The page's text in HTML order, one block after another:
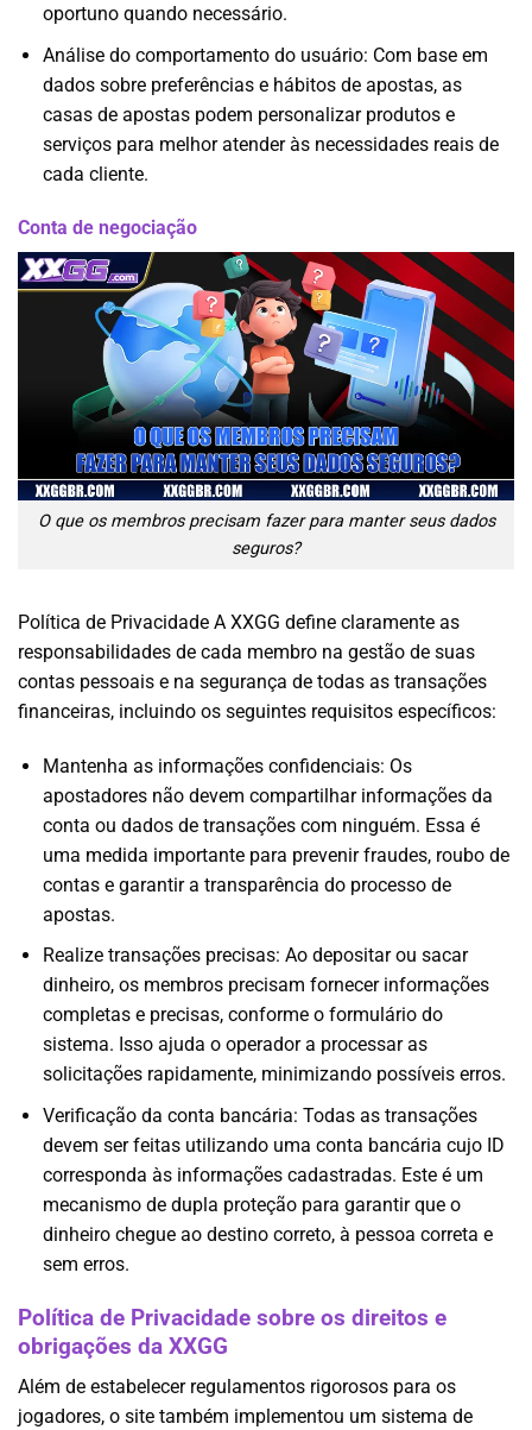
oportuno quando necessário.
Análise do comportamento do usuário: Com base em
dados sobre preferências e hábitos de apostas, as
casas de apostas podem personalizar produtos e
serviços para melhor atender às necessidades reais de
cada cliente.
Conta de negociação
O que os membros precisam fazer para manter seus dados
seguros?
Política de Privacidade A XXGG define claramente as
responsabilidades de cada membro na gestão de suas
contas pessoais e na segurança de todas as transações
financeiras, incluindo os seguintes requisitos específicos:
Mantenha as informações confidenciais: Os
apostadores não devem compartilhar informações da
conta ou dados de transações com ninguém. Essa é
uma medida importante para prevenir fraudes, roubo de
contas e garantir a transparência do processo de
apostas.
Realize transações precisas: Ao depositar ou sacar
dinheiro, os membros precisam fornecer informações
completas e precisas, conforme o formulário do
sistema. Isso ajuda o operador a processar as
solicitações rapidamente, minimizando possíveis erros.
Verificação da conta bancária: Todas as transações
devem ser feitas utilizando uma conta bancária cujo ID
corresponda às informações cadastradas. Este é um
mecanismo de dupla proteção para garantir que o
dinheiro chegue ao destino correto, à pessoa correta e
sem erros.
Política de Privacidade sobre os direitos e
obrigações da XXGG
Além de estabelecer regulamentos rigorosos para os
jogadores, o site também implementou um sistema de